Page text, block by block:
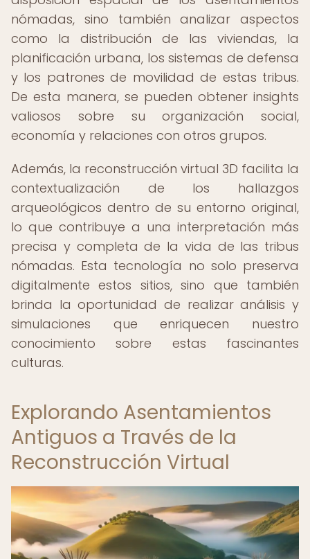
nómadas, sino también analizar aspectos
como la distribución de las viviendas, la
planificación urbana, los sistemas de defensa
y los patrones de movilidad de estas tribus.
De esta manera, se pueden obtener insights
valiosos sobre su organización social,
economía y relaciones con otros grupos.
Además, la reconstrucción virtual 3D facilita la
contextualización de los hallazgos
arqueológicos dentro de su entorno original,
lo que contribuye a una interpretación más
precisa y completa de la vida de las tribus
nómadas. Esta tecnología no solo preserva
digitalmente estos sitios, sino que también
brinda la oportunidad de realizar análisis y
simulaciones que enriquecen nuestro
conocimiento sobre estas fascinantes
culturas.
Explorando Asentamientos
Antiguos a Través de la
Reconstrucción Virtual